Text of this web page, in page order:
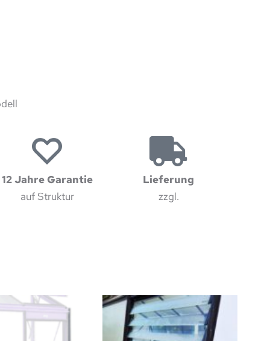
12 Jahre Garantie
auf Struktur
Lieferung
zzgl.